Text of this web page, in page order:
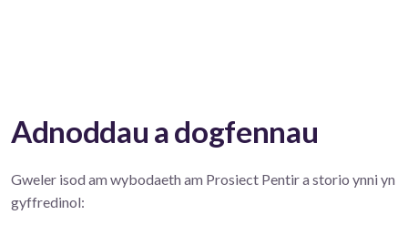
Adnoddau a dogfennau
Gweler isod am wybodaeth am Prosiect Pentir a storio ynni yn
gyffredinol: